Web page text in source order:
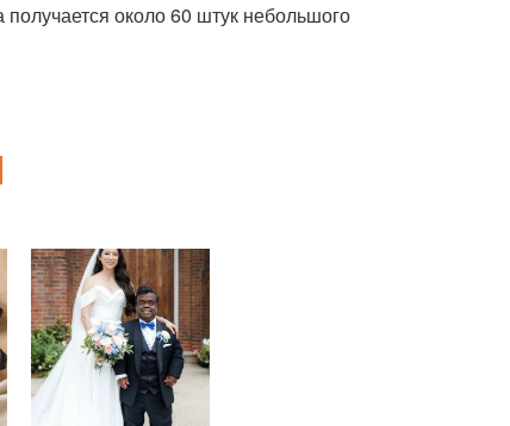
получается около 60 штук небольшого